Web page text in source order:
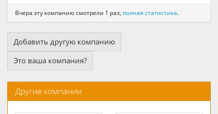
Вчера эту компанию смотрели 1 раз, полная статистика.
Добавить другую компанию
Это ваша компания?
Другие компании